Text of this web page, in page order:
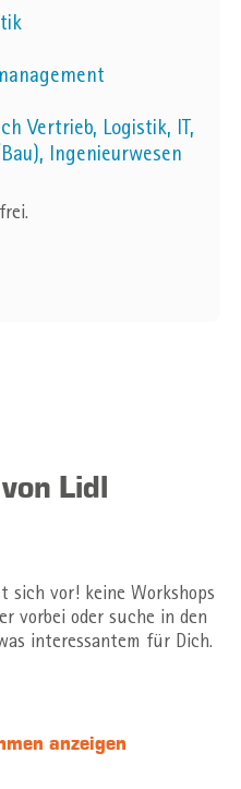
Vertrieb, Logistik, IT,
Ingenieurwesen
Lidl
sich vor! keine Workshops
vorbei oder suche in den
interessantem für Dich.
anzeigen